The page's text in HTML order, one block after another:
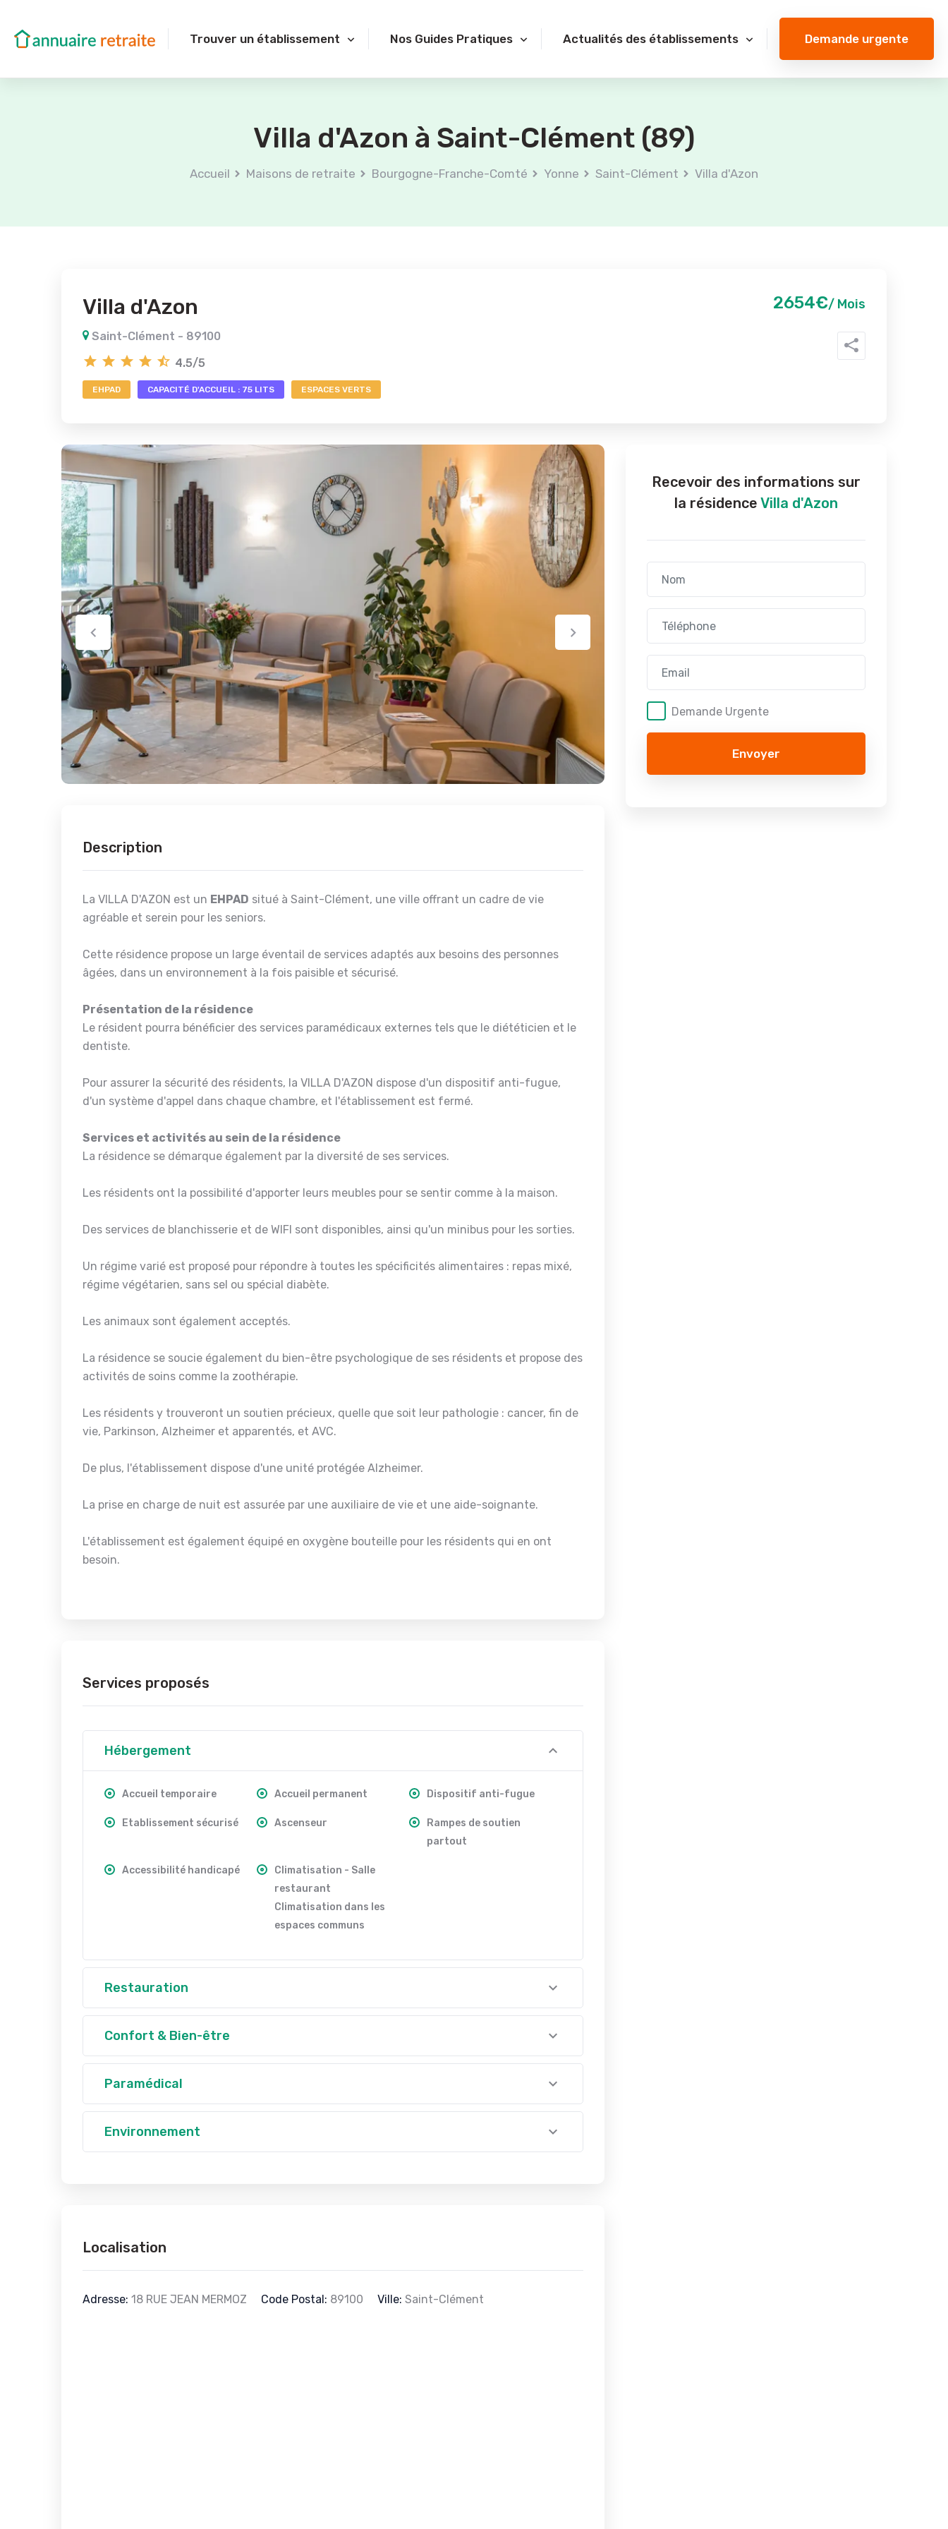
Trouver un établissement Nos Guides Pratiques Actualités des établissements Demande urgente
Villa d'Azon à Saint-Clément (89)
Accueil Maisons de retraite Bourgogne-Franche-Comté Yonne Saint-Clément Villa d'Azon
Villa d'Azon
Saint-Clément - 89100
4.5/5
2654€/ Mois
EHPAD CAPACITÉ D'ACCUEIL : 75 LITS ESPACES VERTS
Description
La VILLA D'AZON est un EHPAD situé à Saint-Clément, une ville offrant un cadre de vie
agréable et serein pour les seniors.
Cette résidence propose un large éventail de services adaptés aux besoins des personnes
âgées, dans un environnement à la fois paisible et sécurisé.
Présentation de la résidence
Le résident pourra bénéficier des services paramédicaux externes tels que le diététicien et le
dentiste.
Pour assurer la sécurité des résidents, la VILLA D'AZON dispose d'un dispositif anti-fugue,
d'un système d'appel dans chaque chambre, et l'établissement est fermé.
Services et activités au sein de la résidence
La résidence se démarque également par la diversité de ses services.
Les résidents ont la possibilité d'apporter leurs meubles pour se sentir comme à la maison.
Des services de blanchisserie et de WIFI sont disponibles, ainsi qu'un minibus pour les sorties.
Un régime varié est proposé pour répondre à toutes les spécificités alimentaires : repas mixé,
régime végétarien, sans sel ou spécial diabète.
Les animaux sont également acceptés.
La résidence se soucie également du bien-être psychologique de ses résidents et propose des
activités de soins comme la zoothérapie.
Les résidents y trouveront un soutien précieux, quelle que soit leur pathologie : cancer, fin de
vie, Parkinson, Alzheimer et apparentés, et AVC.
De plus, l'établissement dispose d'une unité protégée Alzheimer.
La prise en charge de nuit est assurée par une auxiliaire de vie et une aide-soignante.
L'établissement est également équipé en oxygène bouteille pour les résidents qui en ont
besoin.
Services proposés
Hébergement
Accueil temporaire Accueil permanent Dispositif anti-fugue
Etablissement sécurisé Ascenseur
Rampes de soutien
partout
Accessibilité handicapé
Climatisation - Salle
restaurant
Climatisation dans les
espaces communs
Restauration
Confort & Bien-être
Paramédical
Environnement
Localisation
Adresse: 18 RUE JEAN MERMOZ Code Postal: 89100 Ville: Saint-Clément
Recevoir des informations sur
la résidence Villa d'Azon
Demande Urgente
Envoyer